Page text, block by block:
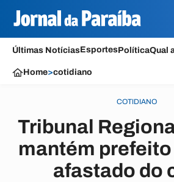
Últimas NotíciasEsportesPolíticaQual
Home>cotidiano
COTIDIANO
Tribunal
mantém
afastado do